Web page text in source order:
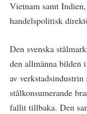
Vietnam samt
handelspolitisk
Den svenska
den allmänna bilden
av verkstadsindustrin
stålkonsumerande
fallit tillbaka. Den